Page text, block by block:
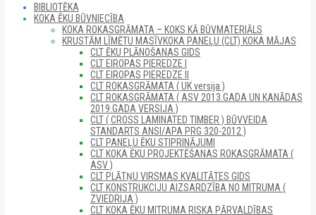
Menu
BIBLIOTĒKA
KOKA ĒKU BŪVNIECĪBA
KOKA ROKASGRĀMATA – KOKS KĀ BŪVMATERIĀLS
KRUSTĀM LĪMĒTU MASĪVKOKA PANEĻU (CLT) KOKA MĀJAS
CLT ĒKU PLĀNOŠANAS GIDS
CLT EIROPAS PIEREDZE I
CLT EIROPAS PIEREDZE II
CLT ROKASGRĀMATA ( UK versija )
CLT ROKASGRĀMATA ( ASV 2013.GADA UN KANĀDAS
2019.GADA VERSIJA )
CLT ( CROSS LAMINATED TIMBER ) BŪVVEIDA
STANDARTS ANSI/APA PRG 320-2012 )
CLT PANEĻU ĒKU STIPRINĀJUMI
CLT KOKA ĒKU PROJEKTĒŠANAS ROKASGRĀMATA (
ASV )
CLT PLĀTŅU VIRSMAS KVALITĀTES GIDS
CLT KONSTRUKCIJU AIZSARDZĪBA NO MITRUMA (
ZVIEDRIJA )
CLT KOKA ĒKU MITRUMA RISKA PĀRVALDĪBAS